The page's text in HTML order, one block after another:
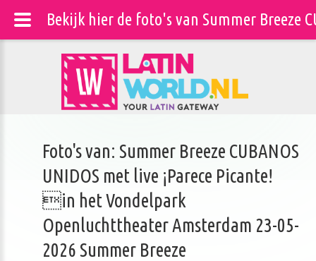
Foto's van: Summer Breeze CUBANOS
UNIDOS met live ¡Parece Picante!
in het Vondelpark
Openluchttheater Amsterdam 23-05-
2026 Summer Breeze
Bekijk hier de foto's van Summer Breeze